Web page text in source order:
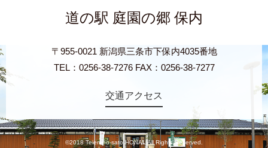
道の駅 庭園の郷 保内
〒955-0021 新潟県三条市下保内4035番地
TEL：0256-38-7276 FAX：0256-38-7277
交通アクセス
©2018 Teien-no-sato HONAI. All Rights Reserved.